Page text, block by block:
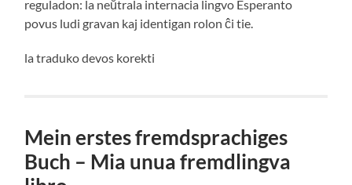
reguladon: la neŭtrala internacia lingvo Esperanto
povus ludi gravan kaj identigan rolon ĉi tie.
la traduko devos korekti
Mein erstes fremdsprachiges
Buch – Mia unua fremdlingva